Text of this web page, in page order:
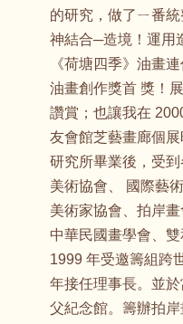
的研究，做了ㄧ番
神結合─造境！運用
《荷塘四季》油畫
油畫創作獎首 獎！
讚賞；也讓我在
友會館芝藝畫廊個展
研究所畢業後，受
美術協會、 國際藝
美術家協會、拍岸畫
中華民國畫學會、
1999 年受邀籌組跨
年接任理事長。並
父紀念館。籌辦拍